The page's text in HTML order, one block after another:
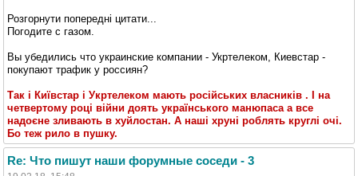
Розгорнути попередні цитати...
Погодите с газом.
Вы убедились что украинские компании - Укртелеком, Киевстар -
покупают трафик у россиян?
Так і Київстар і Укртелеком мають російських власників . І на
четвертому році війни доять українського манюпаса а все
надоєне зливають в хуйлостан. А наші хруні роблять круглі очі.
Бо теж рило в пушку.
Re: Что пишут наши форумные соседи - 3